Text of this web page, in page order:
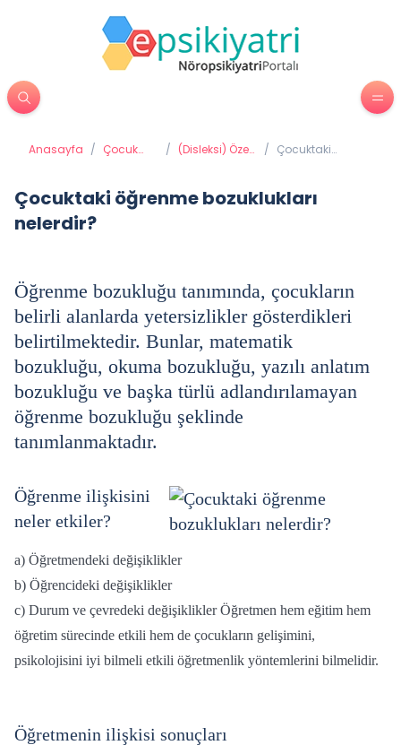
Anasayfa / Çocuk
/ (Disleksi) Özel
/ Çocuktaki
nelerdir?
Çocuktaki öğrenme bozuklukları
nelerdir?
Öğrenme bozukluğu tanımında, çocukların
belirli alanlarda yetersizlikler gösterdikleri
belirtilmektedir. Bunlar, matematik
bozukluğu, okuma bozukluğu, yazılı anlatım
bozukluğu ve başka türlü adlandırılamayan
öğrenme bozukluğu şeklinde
tanımlanmaktadır.
Öğrenme ilişkisini
neler etkiler?
a) Öğretmendeki değişiklikler
b) Öğrencideki değişiklikler
c) Durum ve çevredeki değişiklikler Öğretmen hem eğitim hem
öğretim sürecinde etkili hem de çocukların gelişimini,
psikolojisini iyi bilmeli etkili öğretmenlik yöntemlerini bilmelidir.
Öğretmenin ilişkisi sonuçları